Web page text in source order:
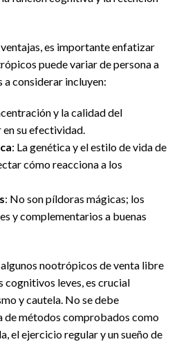
es importante enfatizar
puede variar de persona a
considerar incluyen:
y la calidad del
su efectividad.
: La genética y el estilo de vida de
cómo reacciona a los
: No son píldoras mágicas; los
y complementarios a buenas
algunos nootrópicos de venta libre
leves, es crucial
y cautela. No se debe
de métodos comprobados como
el ejercicio regular y un sueño de